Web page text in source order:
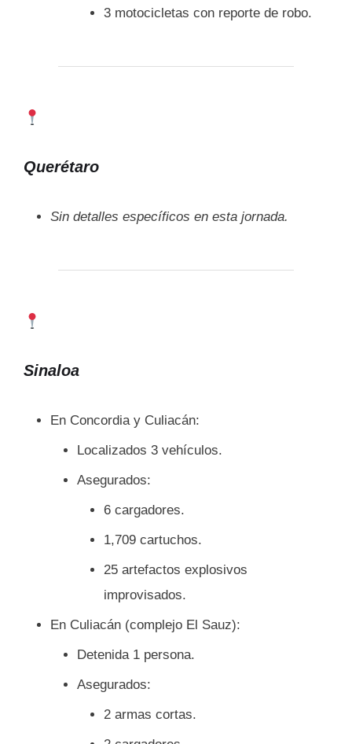
3 motocicletas con reporte de robo.
Querétaro
Sin detalles específicos en esta jornada.
Sinaloa
En Concordia y Culiacán:
Localizados 3 vehículos.
Asegurados:
6 cargadores.
1,709 cartuchos.
25 artefactos explosivos
improvisados.
En Culiacán (complejo El Sauz):
Detenida 1 persona.
Asegurados:
2 armas cortas.